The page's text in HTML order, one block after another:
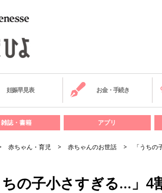
妊娠早見表 お金・手続き
雑誌・書籍 アプリ
赤ちゃん・育児 赤ちゃんのお世話 「うち
ちの子小さすぎる…」